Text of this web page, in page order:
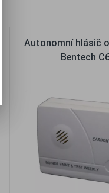
Autonomní hlásič
Bentech